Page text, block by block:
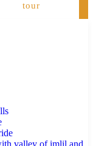
tour
valley of imlil and